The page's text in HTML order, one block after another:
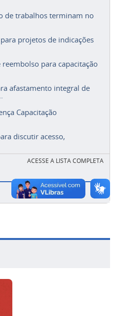
de trabalhos terminam no
projetos de indicações
para capacitação
afastamento integral de
Capacitação
discutir acesso,
ACESSE A LISTA COMPLETA